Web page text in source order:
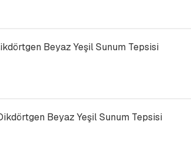
Beyaz Yeşil Sunum Tepsisi
Beyaz Yeşil Sunum Tepsisi